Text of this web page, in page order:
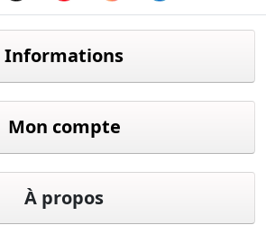
Informations
Mon compte
À propos